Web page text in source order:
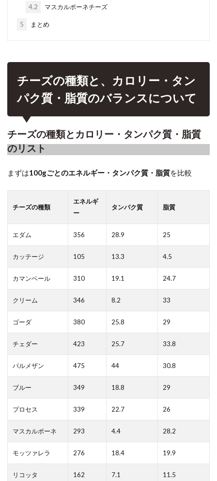
4.2 マスカルポーネチーズ
5 まとめ
チーズの種類と、カロリー・タン
パク質・脂質のバランスについて
チーズの種類とカロリー・タンパク質・脂質
のリスト
まずは100gごとのエネルギー・タンパク質・脂質を比較
チーズの種類
エネルギ
ー
タンパク質 脂質
エダム 356 28.9 25
カッテージ 105 13.3 4.5
カマンベール 310 19.1 24.7
クリーム 346 8.2 33
ゴーダ 380 25.8 29
チェダー 423 25.7 33.8
パルメザン 475 44 30.8
ブルー 349 18.8 29
プロセス 339 22.7 26
マスカルポーネ 293 4.4 28.2
モッツァレラ 276 18.4 19.9
リコッタ 162 7.1 11.5